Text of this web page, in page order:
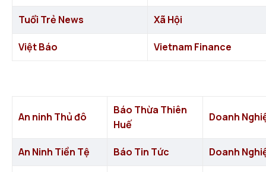
Tuổi Trẻ News Xã Hội
Việt Báo Vietnam Finance
An ninh Thủ đô
Báo Thừa Thiên
Huế
Doanh
An Ninh Tiền Tệ Báo Tin Tức Doanh